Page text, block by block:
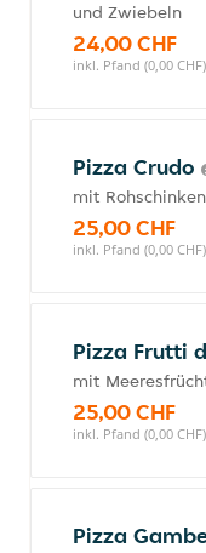
und Zwiebeln
24,00 CHF
inkl. Pfand (0,00 CHF)
Pizza Crudo
mit
25,00 CHF
inkl. Pfand (0,00 CHF)
Pizza Frutti
mit
25,00 CHF
inkl. Pfand (0,00 CHF)
Pizza